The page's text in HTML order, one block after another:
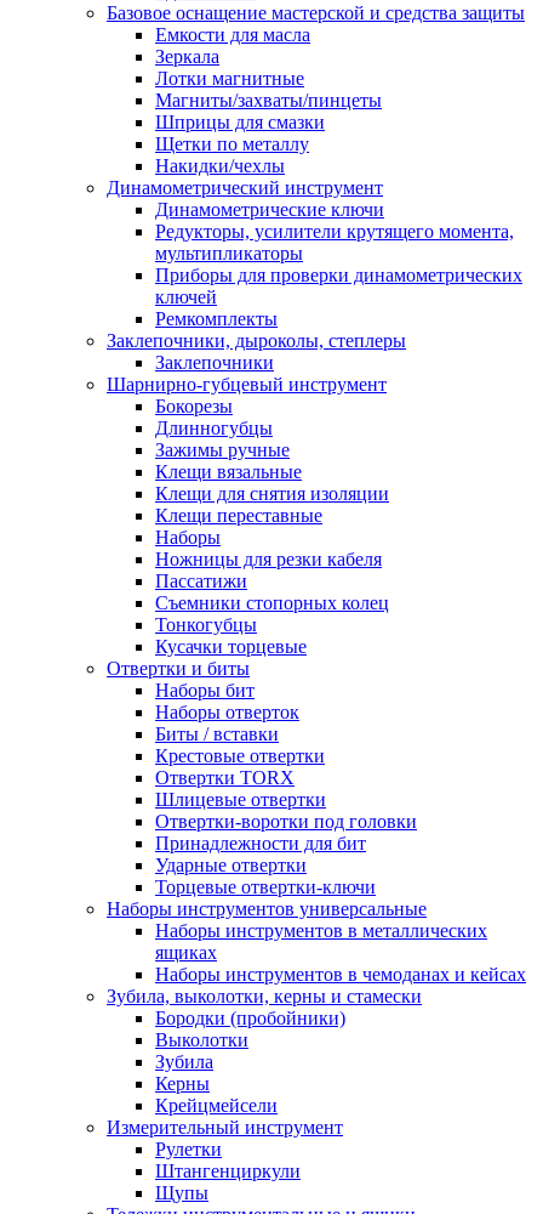
Базовое оснащение мастерской и средства защиты
Емкости для масла
Зеркала
Лотки магнитные
Магниты/захваты/пинцеты
Шприцы для смазки
Щетки по металлу
Накидки/чехлы
Динамометрический инструмент
Динамометрические ключи
Редукторы, усилители крутящего момента,
мультипликаторы
Приборы для проверки динамометрических
ключей
Ремкомплекты
Заклепочники, дыроколы, степлеры
Заклепочники
Шарнирно-губцевый инструмент
Бокорезы
Длинногубцы
Зажимы ручные
Клещи вязальные
Клещи для снятия изоляции
Клещи переставные
Наборы
Ножницы для резки кабеля
Пассатижи
Съемники стопорных колец
Тонкогубцы
Кусачки торцевые
Отвертки и биты
Наборы бит
Наборы отверток
Биты / вставки
Крестовые отвертки
Отвертки TORX
Шлицевые отвертки
Отвертки-воротки под головки
Принадлежности для бит
Ударные отвертки
Торцевые отвертки-ключи
Наборы инструментов универсальные
Наборы инструментов в металлических
ящиках
Наборы инструментов в чемоданах и кейсах
Зубила, выколотки, керны и стамески
Бородки (пробойники)
Выколотки
Зубила
Керны
Крейцмейсели
Измерительный инструмент
Рулетки
Штангенциркули
Щупы